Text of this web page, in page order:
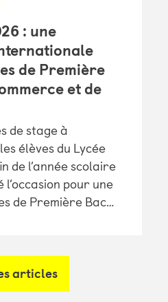
: une
de Première
et de
de stage à
élèves du Lycée
de l’année scolaire
pour une
de Première Bac…
articles